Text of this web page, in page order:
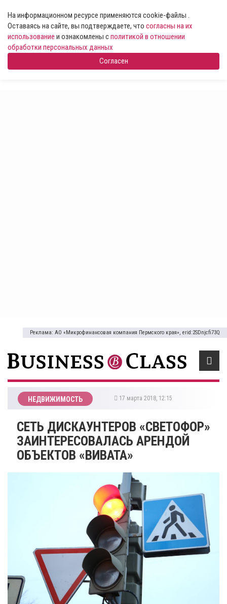
На информационном ресурсе применяются cookie-файлы .
Оставаясь на сайте, вы подтверждаете, что согласны на их
использование и ознакомлены сполитикой в отношении
обработки персональных данных
Согласен
Реклама: АО «Микрофинансовая компания Пермского края», erid:2SDnjcfi73Q
НЕДВИЖИМОСТЬ 17 марта 2018, 12:15
СЕТЬ ДИСКАУНТЕРОВ «СВЕТОФОР»
ЗАИНТЕРЕСОВАЛАСЬ АРЕНДОЙ
ОБЪЕКТОВ «ВИВАТА»